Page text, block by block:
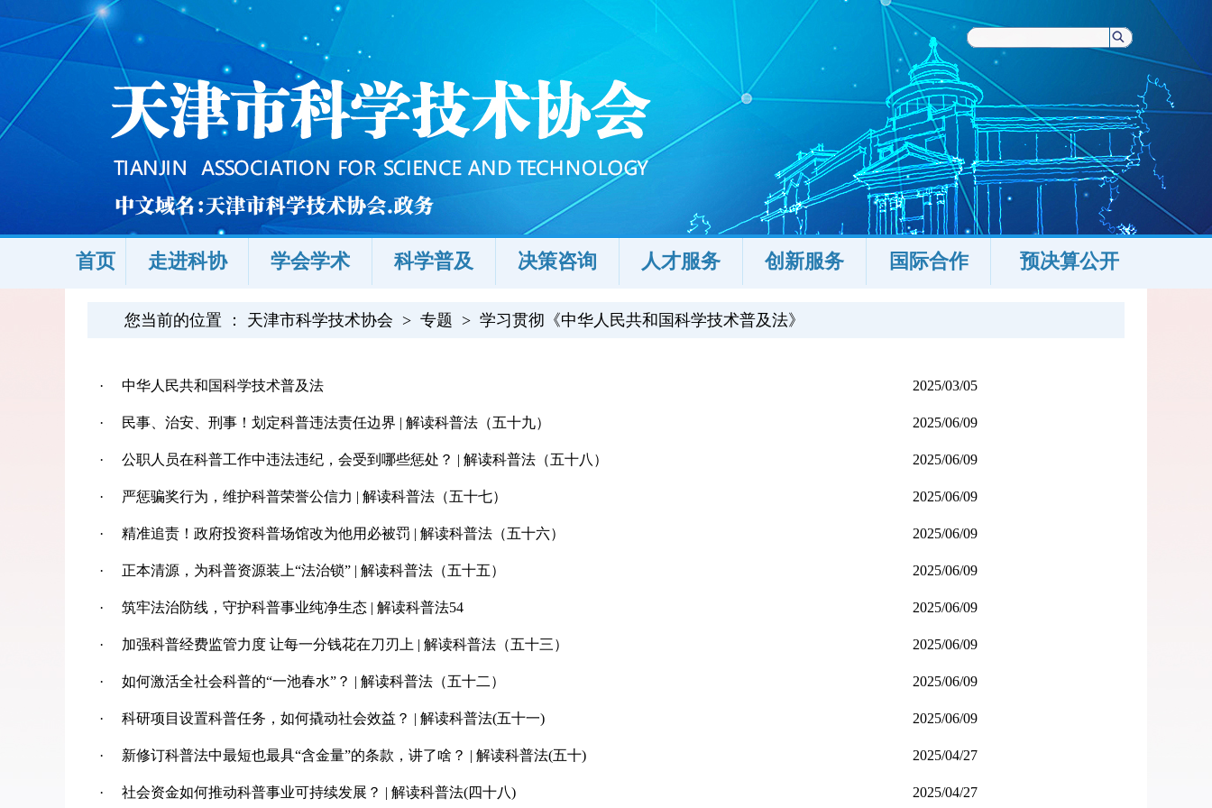
首页 走进科协 学会学术 科学普及 决策咨询 人才服务 创新服务 国际合作 预决算公开
您当前的位置 ： 天津市科学技术协会 > 专题 > 学习贯彻《中华人民共和国科学技术普及法》
· 中华人民共和国科学技术普及法 2025/03/05
· 民事、治安、刑事！划定科普违法责任边界 | 解读科普法（五十九） 2025/06/09
· 公职人员在科普工作中违法违纪，会受到哪些惩处？ | 解读科普法（五十八） 2025/06/09
· 严惩骗奖行为，维护科普荣誉公信力 | 解读科普法（五十七） 2025/06/09
· 精准追责！政府投资科普场馆改为他用必被罚 | 解读科普法（五十六） 2025/06/09
· 正本清源，为科普资源装上“法治锁” | 解读科普法（五十五） 2025/06/09
· 筑牢法治防线，守护科普事业纯净生态 | 解读科普法54 2025/06/09
· 加强科普经费监管力度 让每一分钱花在刀刃上 | 解读科普法（五十三） 2025/06/09
· 如何激活全社会科普的“一池春水”？ | 解读科普法（五十二） 2025/06/09
· 科研项目设置科普任务，如何撬动社会效益？ | 解读科普法(五十一) 2025/06/09
· 新修订科普法中最短也最具“含金量”的条款，讲了啥？ | 解读科普法(五十) 2025/04/27
· 社会资金如何推动科普事业可持续发展？ | 解读科普法(四十八) 2025/04/27